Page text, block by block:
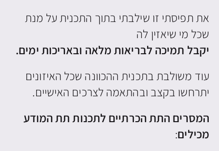
את תפיסתי זו שילבתי בתוך התכנית על מנת
שכל מי שיאזין לה
יקבל תמיכה לבריאות מלאה ובאריכות ימים.
עוד משולבת בתכנית ההכוונה שכל האיזונים
יתרחשו בקצב ובהתאמה לצרכים האישיים.
המסרים התת הכרתיים לתכנות תת המודע
מכילים: